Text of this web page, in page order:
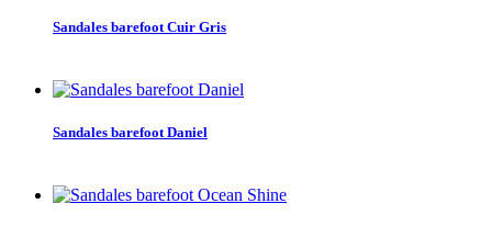
Sandales barefoot Cuir Gris
Sandales barefoot Daniel